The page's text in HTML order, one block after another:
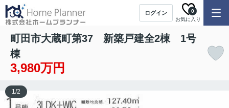
ログイン
お気に入り
0
町田市大蔵町第37 新築戸建全2棟 1号
棟
3,980万円
1/2